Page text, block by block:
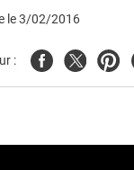
le3/02/2016
: FacebookTwitter